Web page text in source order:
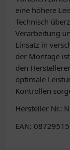
eine höhere
Technisch
Verarbeitung
Einsatz in
der Montage
den
optimale
Kontrollen
Hersteller Nr.:
EAN: